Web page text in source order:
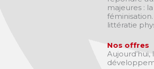
majeures :
littératie
Nos offres